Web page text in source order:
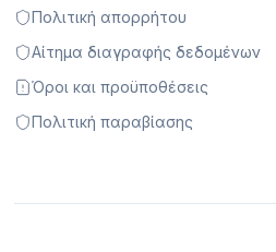
Πολιτική απορρήτου
Αίτημα διαγραφής δεδομένων
Όροι και προϋποθέσεις
Πολιτική παραβίασης